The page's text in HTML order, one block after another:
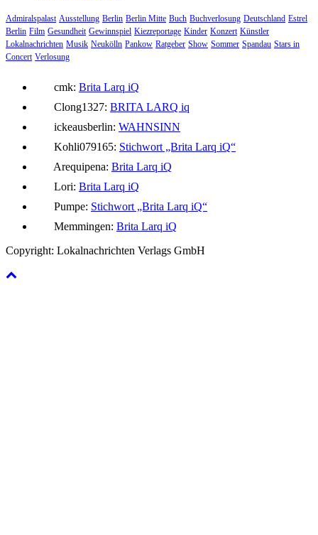
Admiralspalast Ausstellung Berlin Berlin Mitte Buch Buchverlosung Deutschland Estrel
Berlin Film Gesundheit Gewinnspiel Kiezreportage Kinder Konzert Künstler
Lokalnachrichten Musik Neukölln Pankow Ratgeber Show Sommer Spandau Stars in
Concert Verlosung
cmk: Brita Larq iQ
Clong1327: BRITA LARQ iq
ickeausberlin: WAHNSINN
Kohli079165: Stichwort „Brita Larq iQ“
Arequipena: Brita Larq iQ
Lori: Brita Larq iQ
Pumpe: Stichwort „Brita Larq iQ“
Memmingen: Brita Larq iQ
Copyright: Lokalnachrichten Verlags GmbH